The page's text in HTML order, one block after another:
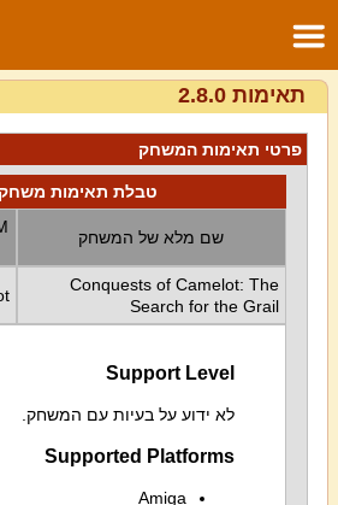
תאימות 2.8.0
פרטי תאימות המשחק
טבלת תאימות
שם מלא של המשחק
Conquests of Camelot: The
Search for the Grail
Support Level
לא ידוע על בעיות עם המשחק.
Supported Platforms
Amiga